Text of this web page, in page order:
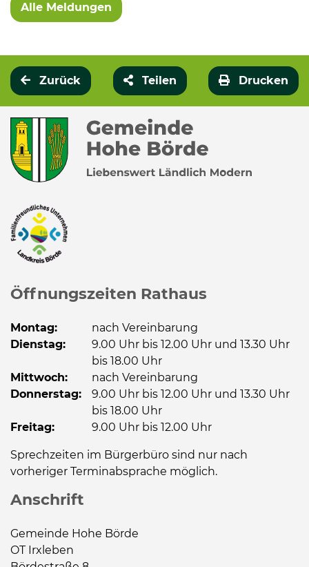
Alle Meldungen
Zurück Teilen Drucken
Öffnungszeiten Rathaus
Montag:
nach Vereinbarung
Dienstag:
9.00 Uhr bis 12.00 Uhr und 13.30 Uhr
bis 18.00 Uhr
Mittwoch:
nach Vereinbarung
Donnerstag: 9.00 Uhr bis 12.00 Uhr und 13.30 Uhr
bis 18.00 Uhr
Freitag:
9.00 Uhr bis 12.00 Uhr
Sprechzeiten im Bürgerbüro sind nur nach
vorheriger Terminabsprache möglich.
Anschrift
Gemeinde Hohe Börde
OT Irxleben